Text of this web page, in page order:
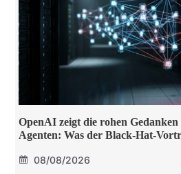
OpenAI zeigt die rohen
Agenten: Was der Black-Hat-
08/08/2026